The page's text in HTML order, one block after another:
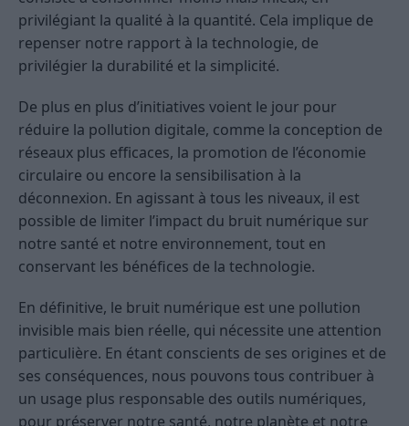
privilégiant la qualité à la quantité. Cela implique de
repenser notre rapport à la technologie, de
privilégier la durabilité et la simplicité.
De plus en plus d’initiatives voient le jour pour
réduire la pollution digitale, comme la conception de
réseaux plus efficaces, la promotion de l’économie
circulaire ou encore la sensibilisation à la
déconnexion. En agissant à tous les niveaux, il est
possible de limiter l’impact du bruit numérique sur
notre santé et notre environnement, tout en
conservant les bénéfices de la technologie.
En définitive, le bruit numérique est une pollution
invisible mais bien réelle, qui nécessite une attention
particulière. En étant conscients de ses origines et de
ses conséquences, nous pouvons tous contribuer à
un usage plus responsable des outils numériques,
pour préserver notre santé, notre planète et notre